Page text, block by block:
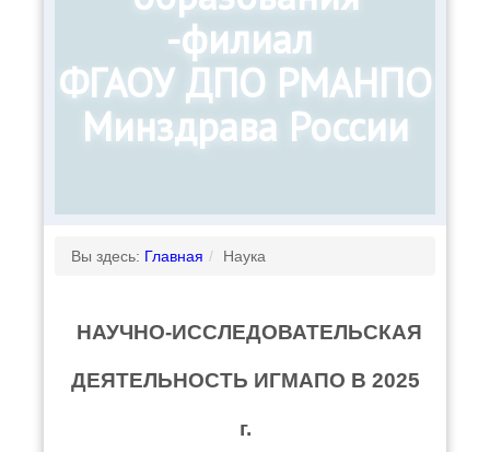
-филиал
ФГАОУ ДПО РМАНПО
Минздрава России
Вы здесь: Главная / Наука
HАУЧHО-ИССЛЕДОВАТЕЛЬСКАЯ
ДЕЯТЕЛЬНОСТЬ ИГМАПО В 2025
г.